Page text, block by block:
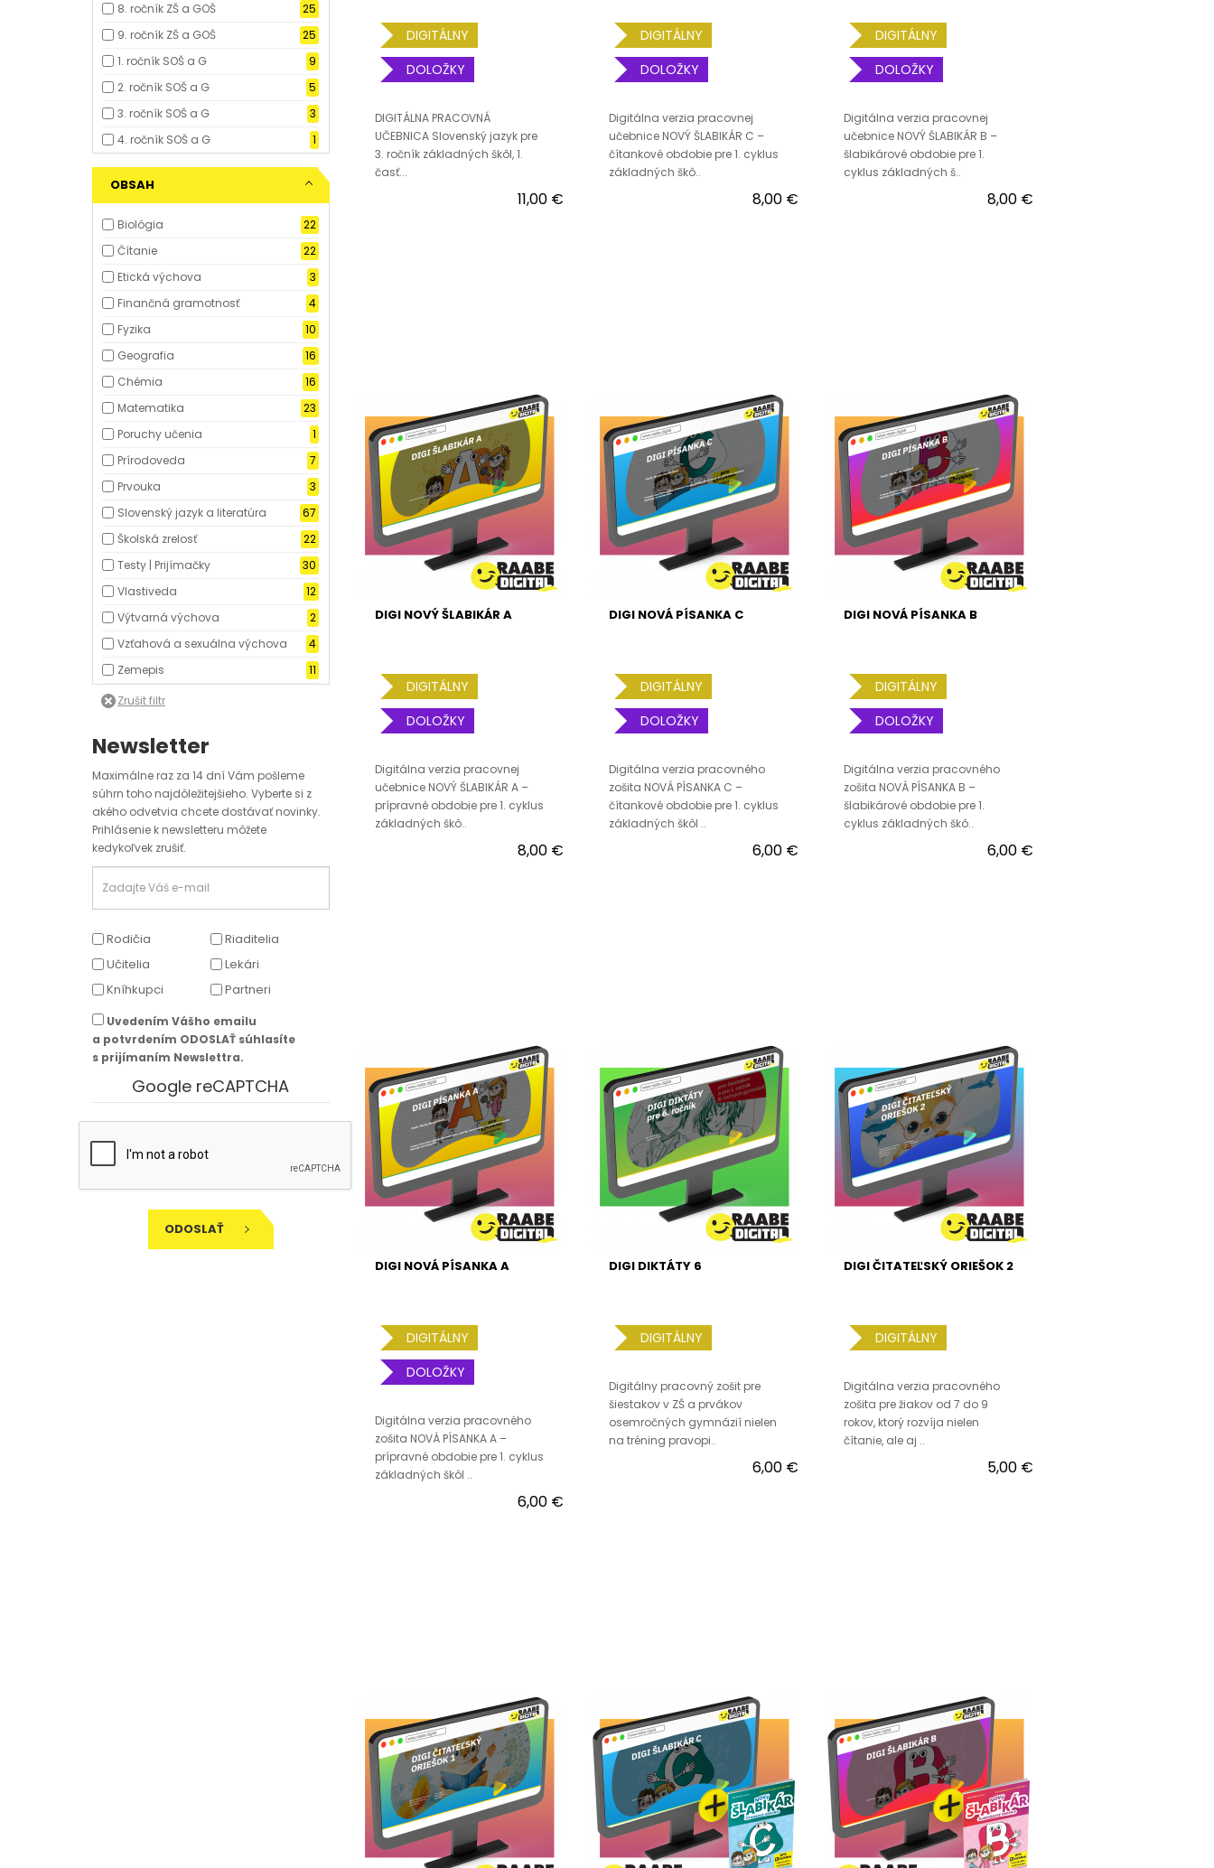
8. ročník ZŠ a GOŠ
25
9. ročník ZŠ a GOŠ
25
1. ročník SOŠ a G
9
2. ročník SOŠ a G
5
3. ročník SOŠ a G
3
4. ročník SOŠ a G
1
OBSAH
Biológia
22
Čítanie
22
Etická výchova
3
Finančná gramotnosť
4
Fyzika
10
Geografia
16
Chémia
16
Matematika
23
Poruchy učenia
1
Prírodoveda
7
Prvouka
3
Slovenský jazyk a literatúra
67
Školská zrelosť
22
Testy | Prijímačky
30
Vlastiveda
12
Výtvarná výchova
2
Vzťahová a sexuálna výchova
4
Zemepis
11
Newsletter
Maximálne raz za 14 dní Vám pošleme
súhrn toho najdôležitejšieho. Vyberte si z
akého odvetvia chcete dostávať novinky.
Prihlásenie k newsletteru môžete
kedykoľvek zrušiť.
Rodičia
Riaditelia
Učitelia
Lekári
Kníhkupci
Partneri
Uvedením Vášho emailu
a potvrdením ODOSLAŤ súhlasíte
s prijímaním Newslettra.
Google reCAPTCHA
ODOSLAŤ
DIGITÁLNY
DOLOŽKY
DIGITÁLNA PRACOVNÁ
UČEBNICA Slovenský jazyk pre
3. ročník základných škôl, 1.
časť...
11,00 €
DIGITÁLNY
DOLOŽKY
Digitálna verzia pracovnej
učebnice NOVÝ ŠLABIKÁR C –
čítankové obdobie pre 1. cyklus
základných škô..
8,00 €
DIGITÁLNY
DOLOŽKY
Digitálna verzia pracovnej
učebnice NOVÝ ŠLABIKÁR B –
šlabikárové obdobie pre 1.
cyklus základných š..
8,00 €
DIGI NOVÝ ŠLABIKÁR A
DIGITÁLNY
DOLOŽKY
Digitálna verzia pracovnej
učebnice NOVÝ ŠLABIKÁR A –
prípravné obdobie pre 1. cyklus
základných škô..
8,00 €
DIGI NOVÁ PÍSANKA C
DIGITÁLNY
DOLOŽKY
Digitálna verzia pracovného
zošita NOVÁ PÍSANKA C –
čítankové obdobie pre 1. cyklus
základných škôl ..
6,00 €
DIGI NOVÁ PÍSANKA B
DIGITÁLNY
DOLOŽKY
Digitálna verzia pracovného
zošita NOVÁ PÍSANKA B –
šlabikárové obdobie pre 1.
cyklus základných škô..
6,00 €
DIGI NOVÁ PÍSANKA A
DIGITÁLNY
DOLOŽKY
Digitálna verzia pracovného
zošita NOVÁ PÍSANKA A –
prípravné obdobie pre 1. cyklus
základných škôl ..
6,00 €
DIGI DIKTÁTY 6
DIGITÁLNY
Digitálny pracovný zošit pre
šiestakov v ZŠ a prvákov
osemročných gymnázií nielen
na tréning pravopi..
6,00 €
DIGI ČITATEĽSKÝ ORIEŠOK 2
DIGITÁLNY
Digitálna verzia pracovného
zošita pre žiakov od 7 do 9
rokov, ktorý rozvíja nielen
čítanie, ale aj ..
5,00 €